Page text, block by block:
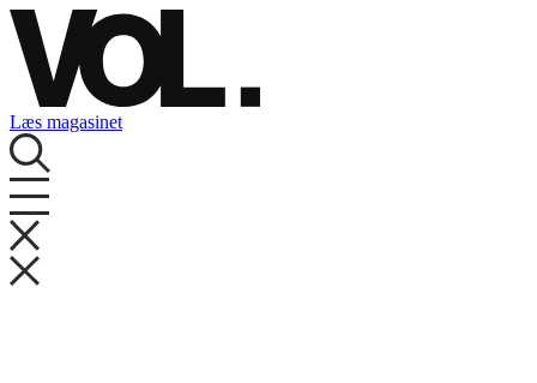
Videre
til
indhold
Læs magasinet